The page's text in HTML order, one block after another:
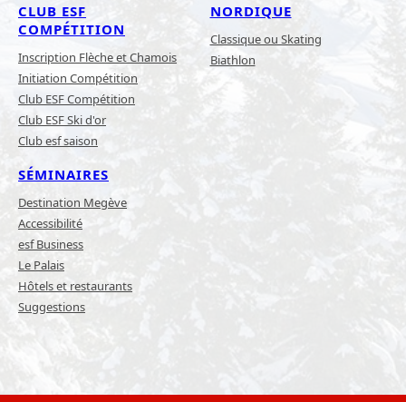
CLUB ESF
COMPÉTITION
Inscription Flèche et Chamois
Initiation Compétition
Club ESF Compétition
Club ESF Ski d'or
Club esf saison
NORDIQUE
Classique ou Skating
Biathlon
SÉMINAIRES
Destination Megève
Accessibilité
esf Business
Le Palais
Hôtels et restaurants
Suggestions